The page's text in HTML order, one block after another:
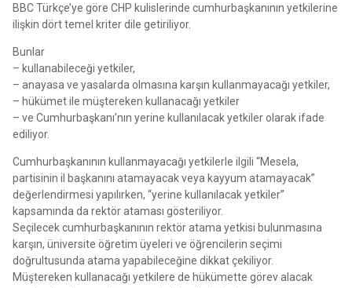
BBC Türkçe’ye göre CHP kulislerinde cumhurbaşkanının yetkilerine
ilişkin dört temel kriter dile getiriliyor.
Bunlar
– kullanabileceği yetkiler,
– anayasa ve yasalarda olmasına karşın kullanmayacağı yetkiler,
– hükümet ile müştereken kullanacağı yetkiler
– ve Cumhurbaşkanı’nın yerine kullanılacak yetkiler olarak ifade
ediliyor.
Cumhurbaşkanının kullanmayacağı yetkilerle ilgili “Mesela,
partisinin il başkanını atamayacak veya kayyum atamayacak”
değerlendirmesi yapılırken, “yerine kullanılacak yetkiler”
kapsamında da rektör ataması gösteriliyor.
Seçilecek cumhurbaşkanının rektör atama yetkisi bulunmasına
karşın, üniversite öğretim üyeleri ve öğrencilerin seçimi
doğrultusunda atama yapabileceğine dikkat çekiliyor.
Müştereken kullanacağı yetkilere de hükümette görev alacak